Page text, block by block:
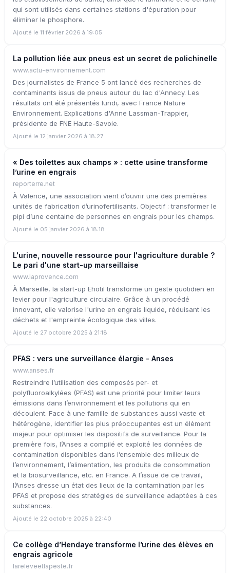
qui sont utilisés dans certaines stations d'épuration pour
éliminer le phosphore.
Ajouté le 11 février 2026 à 19:05
La pollution liée aux pneus est un secret de polichinelle
www.actu-environnement.com
Des journalistes de France 5 ont lancé des recherches de
contaminants issus de pneus autour du lac d'Annecy. Les
résultats ont été présentés lundi, avec France Nature
Environnement. Explications d'Anne Lassman-Trappier,
présidente de FNE Haute-Savoie.
Ajouté le 12 janvier 2026 à 18:27
« Des toilettes aux champs » : cette usine transforme
l’urine en engrais
reporterre.net
À Valence, une association vient d’ouvrir une des premières
unités de fabrication d’urinofertilisants. Objectif : transformer le
pipi d’une centaine de personnes en engrais pour les champs.
Ajouté le 05 janvier 2026 à 18:18
L'urine, nouvelle ressource pour l'agriculture durable ?
Le pari d'une start-up marseillaise
www.laprovence.com
À Marseille, la start-up Ehotil transforme un geste quotidien en
levier pour l'agriculture circulaire. Grâce à un procédé
innovant, elle valorise l'urine en engrais liquide, réduisant les
déchets et l'empreinte écologique des villes.
Ajouté le 27 octobre 2025 à 21:18
PFAS : vers une surveillance élargie - Anses
www.anses.fr
Restreindre l’utilisation des composés per- et
polyfluoroalkylées (PFAS) est une priorité pour limiter leurs
émissions dans l’environnement et les pollutions qui en
découlent. Face à une famille de substances aussi vaste et
hétérogène, identifier les plus préoccupantes est un élément
majeur pour optimiser les dispositifs de surveillance. Pour la
première fois, l’Anses a compilé et exploité les données de
contamination disponibles dans l’ensemble des milieux de
l’environnement, l’alimentation, les produits de consommation
et la biosurveillance, etc. en France. A l’issue de ce travail,
l’Anses dresse un état des lieux de la contamination par les
PFAS et propose des stratégies de surveillance adaptées à ces
substances.
Ajouté le 22 octobre 2025 à 22:40
Ce collège d’Hendaye transforme l’urine des élèves en
engrais agricole
lareleveetlapeste.fr